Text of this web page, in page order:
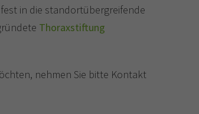
fest in die standortübergreifende
Thoraxstiftung
nehmen Sie bitte Kontakt